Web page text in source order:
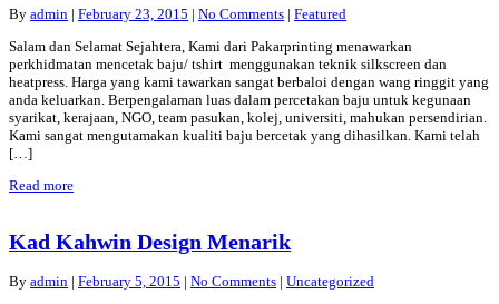
By admin | February 23, 2015 | No Comments | Featured
Salam dan Selamat Sejahtera, Kami dari Pakarprinting menawarkan
perkhidmatan mencetak baju/ tshirt menggunakan teknik silkscreen dan
heatpress. Harga yang kami tawarkan sangat berbaloi dengan wang ringgit yang
anda keluarkan. Berpengalaman luas dalam percetakan baju untuk kegunaan
syarikat, kerajaan, NGO, team pasukan, kolej, universiti, mahukan persendirian.
Kami sangat mengutamakan kualiti baju bercetak yang dihasilkan. Kami telah
[…]
Read more
Kad Kahwin Design Menarik
By admin | February 5, 2015 | No Comments | Uncategorized